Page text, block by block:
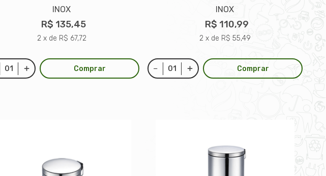
INOX
R$ 135,45
2 x de R$ 67,72
Comprar
INOX
R$ 110,99
2 x de R$ 55,49
Comprar